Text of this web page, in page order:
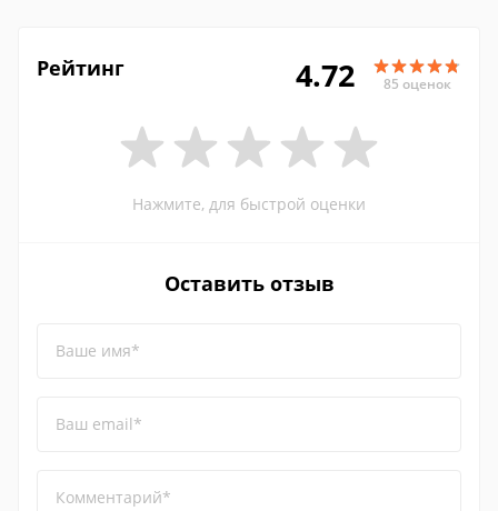
Рейтинг 4.72 85 оценок
Нажмите, для быстрой оценки
Оставить отзыв
Ваше имя*
Ваш email*
Комментарий*